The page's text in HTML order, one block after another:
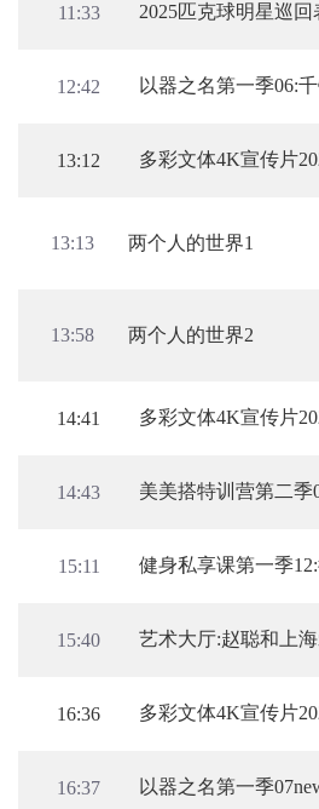
11:33 2025匹克球明星巡
12:42 以器之名第一季06:
13:12 多彩文体4K宣传片
13:13 两个人的世界1
13:58 两个人的世界2
14:41 多彩文体4K宣传片
14:43 美美搭特训营第二季
15:11
15:40
16:36 多彩文体4K宣传片
16:37 以器之名第一季